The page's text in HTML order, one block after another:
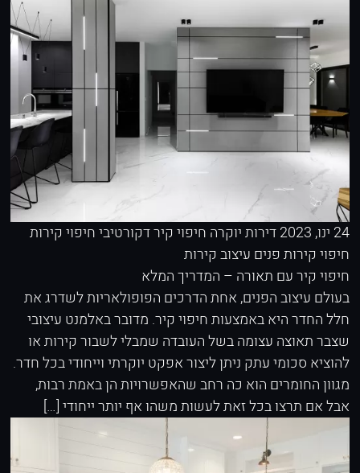
24 ינו, 2023 דירות יוקרה חיפוי קיר דקורטיביחיפוי קירות
חיפוי קירות פנים עיצוב קירות
חיפוי קיר עם תאורה – המדריך המלא
בעולם עיצוב הפנים, אחת הדרכים הפופולאריות לשדרג את
חלל החדר היא באמצעות חיפוי קיר. מדובר באלמנט עיצובי
שצבר תאוצה עצומה בשל העובדה שמבלי לשבור קירות או
להוציא סכומי עתק ניתן ליצור אפקט יוקרתי וייחודי בכל חדר.
מגוון החומרים הוא כה רחב שהאפשרויות הן באמת רבות,
אבל אם תרצו בכל זאת לעשות משהו אף יותר ייחודי […]